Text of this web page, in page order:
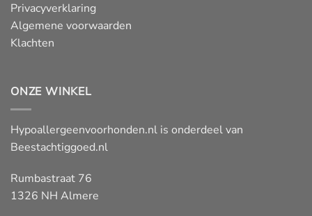
Privacyverklaring
Algemene voorwaarden
Klachten
ONZE WINKEL
Hypoallergeenvoorhonden.nl is onderdeel van
Beestachtiggoed.nl
Rumbastraat 76
1326 NH Almere